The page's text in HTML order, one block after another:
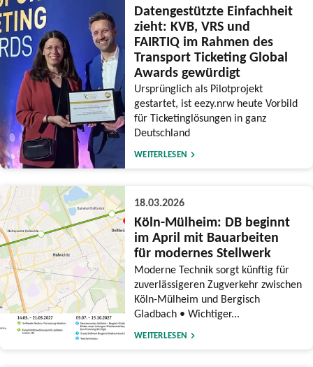
Datengestützte Einfachheit
zieht: KVB, VRS und
FAIRTIQ im Rahmen des
Transport Ticketing Global
Awards gewürdigt
Ursprünglich als Pilotprojekt
gestartet, ist eezy.nrw heute Vorbild
für Ticketinglösungen in ganz
Deutschland
WEITERLESEN
18.03.2026
Köln-Mülheim: DB beginnt
im April mit Bauarbeiten
für modernes Stellwerk
Moderne Technik sorgt künftig für
zuverlässigeren Zugverkehr zwischen
Köln-Mülheim und Bergisch
Gladbach • Wichtiger...
WEITERLESEN